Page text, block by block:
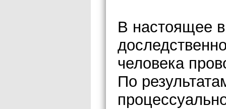
В настоящее
человека
По